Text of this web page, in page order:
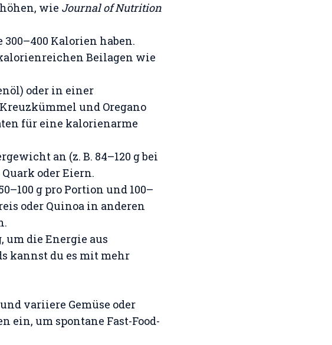
wie Journal of Nutrition
300–400 Kalorien haben.
Beilagen wie
oder in einer
und Oregano
für eine kalorienarme
an (z. B. 84–120 g bei
oder Eiern.
g pro Portion und 100–
oder Quinoa in anderen
um die Energie aus
kannst du es mit mehr
variiere Gemüse oder
ein, um spontane Fast-Food-